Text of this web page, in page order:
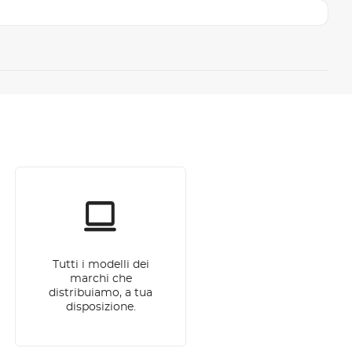
Tutti i modelli dei
marchi che
distribuiamo, a tua
disposizione.